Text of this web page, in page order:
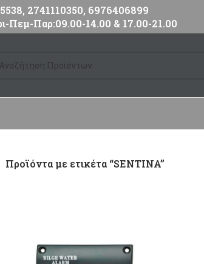
2741110350, 6976406899
Πεμ-Παρ:09.00-14.00 & 17.00-21.00
Προϊόντα με ετικέτα “SENTINA”